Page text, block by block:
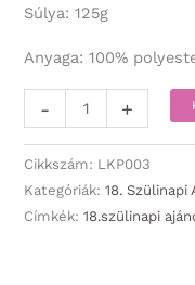
Súlya: 125g
Anyaga: 100%
-
Párna
-
Boldog
18.
+
Cikkszám: LKP003
Kategóriák:18. Szülinapi
Címkék:18.szülinapi